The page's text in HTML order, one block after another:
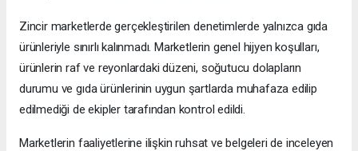
Zincir marketlerde gerçekleştirilen denetimlerde yalnızca gıda
ürünleriyle sınırlı kalınmadı. Marketlerin genel hijyen koşulları,
ürünlerin raf ve reyonlardaki düzeni, soğutucu dolapların
durumu ve gıda ürünlerinin uygun şartlarda muhafaza edilip
edilmediği de ekipler tarafından kontrol edildi.
Marketlerin faaliyetlerine ilişkin ruhsat ve belgeleri de inceleyen